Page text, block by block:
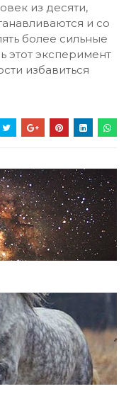
из десяти,
и со
более сильные
этот эксперимент
избавиться